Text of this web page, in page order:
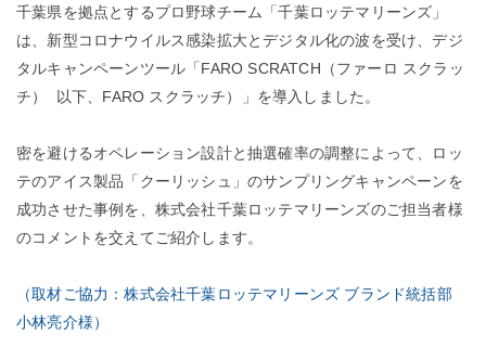
千葉県を拠点とするプロ野球チーム「千葉ロッテマリーンズ」
は、新型コロナウイルス感染拡大とデジタル化の波を受け、デジ
タルキャンペーンツール「FARO SCRATCH（ファーロ スクラッ
チ）
以下、FARO スクラッチ）」を導入しました。
密を避けるオペレーション設計と抽選確率の調整によって、ロッ
テのアイス製品「クーリッシュ」のサンプリングキャンペーンを
成功させた事例を、株式会社千葉ロッテマリーンズのご担当者様
のコメントを交えてご紹介します。
（取材ご協力：株式会社千葉ロッテマリーンズ ブランド統括部
小林亮介様）